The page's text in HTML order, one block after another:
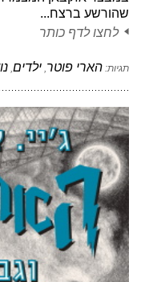
שהורשע ברצח...
לחצו לדף כותר
תגיות: הארי פוטר, ילדים,